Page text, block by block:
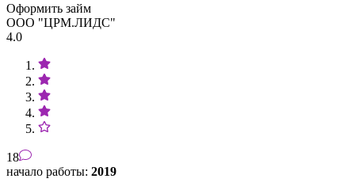
Оформить займ
ООО "ЦРМ.ЛИДС"
4.0
18
начало работы: 2019